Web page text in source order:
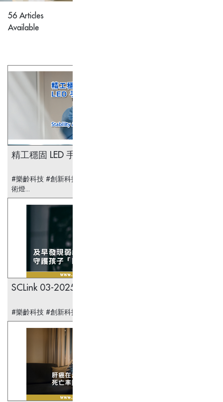
56 Articles
Available
精工穩固 LED 手術燈
#樂齡科技 #創新科技 #醫療科技 #精工穩固LED手
術燈...
SCLink 03-2025
#樂齡科技 #創新科技 #醫療科技 #兒童弱視...